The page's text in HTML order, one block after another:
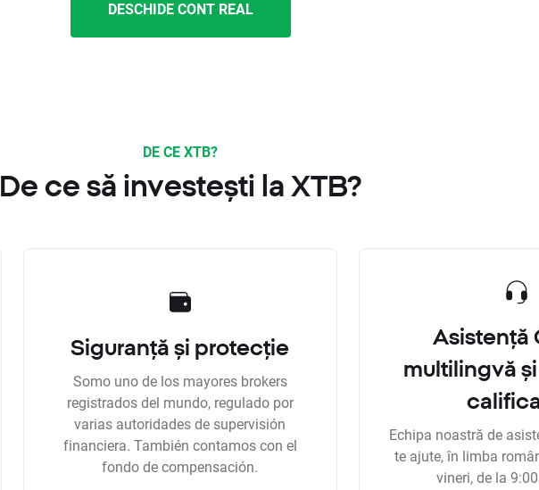
DESCHIDE CONT REAL
DE CE XTB?
De ce să investești la XTB?
Siguranță și protecție
Somo uno de los mayores brokers
registrados del mundo, regulado por
varias autoridades de supervisión
financiera. También contamos con el
fondo de compensación.
Asistență
multilingvă
Echipa noastră de
te ajute, în limba
vineri, de la